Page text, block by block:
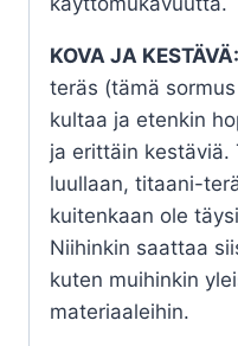
KOVA JA KESTÄVÄ:
teräs (tämä
kultaa ja etenkin
ja erittäin kestäviä.
luullaan, titaani-
kuitenkaan ole
Niihinkin saattaa
kuten muihinkin
materiaaleihin.